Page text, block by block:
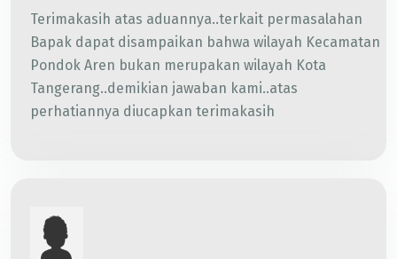
Terimakasih atas aduannya..terkait permasalahan
Bapak dapat disampaikan bahwa wilayah Kecamatan
Pondok Aren bukan merupakan wilayah Kota
Tangerang..demikian jawaban kami..atas
perhatiannya diucapkan terimakasih